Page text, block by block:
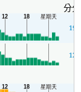
分
19
12